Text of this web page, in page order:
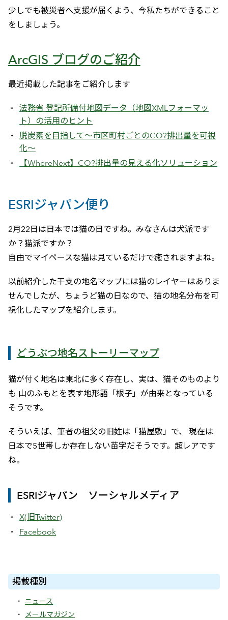
少しでも被災者へ支援が届くよう、今私たちができること
をしましょう。
ArcGIS ブログのご紹介
最近掲載した記事をご紹介します
法務省 登記所備付地図データ（地図XMLフォーマッ
ト）の活用のヒント
脱炭素を目指して～市区町村ごとのCO?排出量を可視
化～
【WhereNext】CO?排出量の見える化ソリューション
ESRIジャパン便り
2月22日は日本では猫の日ですね。みなさんは犬派です
か？猫派ですか？
自由でマイペースな猫は見ているだけで癒されますよね。
以前紹介した干支の地名マップには猫のレイヤーはありま
せんでしたが、ちょうど猫の日なので、猫の地名分布を可
視化したマップを紹介します。
どうぶつ地名ストーリーマップ
猫が付く地名は東北に多く存在し、実は、猫そのものより
も 山のふもとを表す地形語「根子」が由来となっている
そうです。
そういえば、筆者の祖父の旧姓は「猫屋敷」で、 現在は
日本で5世帯しか存在しない苗字だそうです。超レアです
ね。
ESRIジャパン ソーシャルメディア
X(旧Twitter)
Facebook
掲載種別
ニュース
メールマガジン